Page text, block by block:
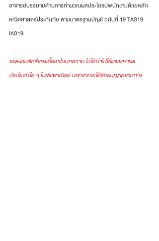
อาจารย์บรรยายด้านการคำนวณผลประโยชน์พนักงานด้วยหลัก
คณิตศาสตร์ประกันภัย ตามมาตรฐานบัญชี ฉบับที่ 19 TAS19
IAS19
ขอสงวนสิทธิ์ของเนื้อหาในบทความ ไม่ให้นำไปใช้แสวงหาผล
ประโยชน์ใด ๆ ในเชิงพาณิชย์ นอกจากจะได้รับอนุญาตจากทาง